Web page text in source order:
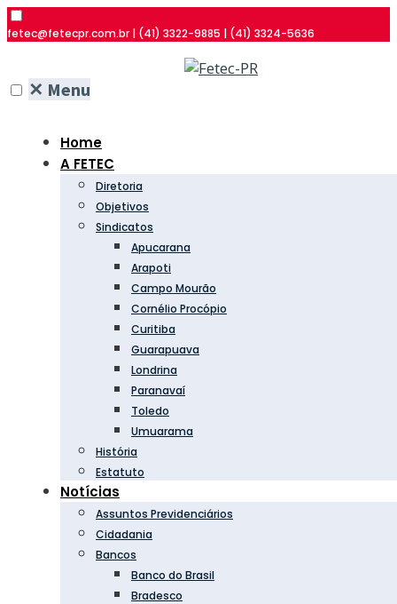
fetec@fetecpr.com.br | (41) 3322-9885 | (41) 3324-5636
✕ Menu
Home
A FETEC
Diretoria
Objetivos
Sindicatos
Apucarana
Arapoti
Campo Mourão
Cornélio Procópio
Curitiba
Guarapuava
Londrina
Paranavaí
Toledo
Umuarama
História
Estatuto
Notícias
Assuntos Previdenciários
Cidadania
Bancos
Banco do Brasil
Bradesco